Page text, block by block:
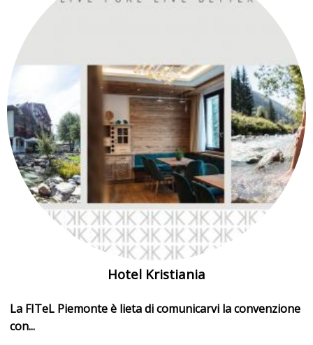
Hotel Kristiania
La FITeL Piemonte è lieta di comunicarvi la convenzione
con...